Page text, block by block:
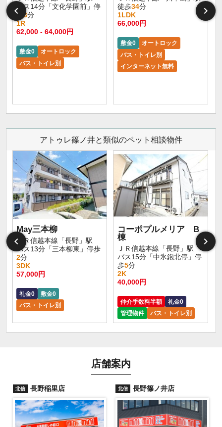
バス14分「文化学園前」停
歩 3分
1R
62,000 - 64,000円
敷金0
オートロック
バス・トイレ別
徒歩34分
1LDK
66,000円
敷金0
オートロック
バス・トイレ別
インターネット無料
アトゥレ篠ノ井と類似のペット相談物件
May三本柳
ＪＲ信越本線「長野」駅
バス13分「三本柳東」停歩
2分
3DK
57,000円
礼金0
敷金0
バス・トイレ別
コーポプルメリア B
棟
ＪＲ信越本線「長野」駅
バス15分「中氷鉋北停」停
歩5分
2K
40,000円
仲介手数料半額
礼金0
管理物件
バス・トイレ別
店舗案内
北信 長野稲里店 北信 長野篠ノ井店